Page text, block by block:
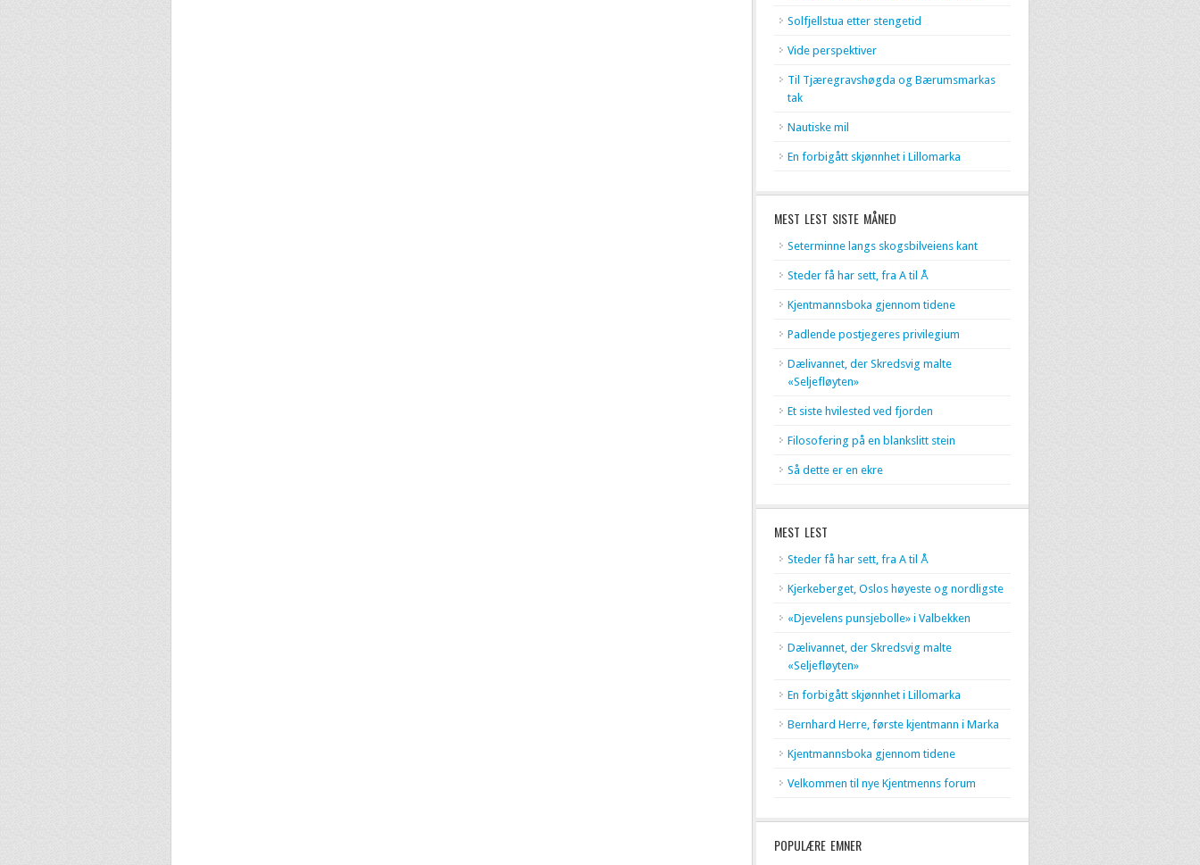
Solfjellstua etter stengetid
Vide perspektiver
Til Tjæregravshøgda og Bærumsmarkas
tak
Nautiske mil
En forbigått skjønnhet i Lillomarka
MEST LEST SISTE MÅNED
Seterminne langs skogsbilveiens kant
Steder få har sett, fra A til Å
Kjentmannsboka gjennom tidene
Padlende postjegeres privilegium
Dælivannet, der Skredsvig malte
«Seljefløyten»
Et siste hvilested ved fjorden
Filosofering på en blankslitt stein
Så dette er en ekre
MEST LEST
Steder få har sett, fra A til Å
Kjerkeberget, Oslos høyeste og nordligste
«Djevelens punsjebolle» i Valbekken
Dælivannet, der Skredsvig malte
«Seljefløyten»
En forbigått skjønnhet i Lillomarka
Bernhard Herre, første kjentmann i Marka
Kjentmannsboka gjennom tidene
Velkommen til nye Kjentmenns forum
POPULÆRE EMNER